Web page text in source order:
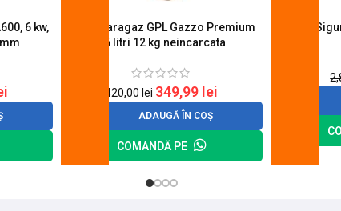
6 kw,
Butelie aragaz GPL Gazzo Premium
26 litri 12 kg neincarcata
420,00lei 349,99 lei
ADAUGĂ ÎN COȘ
COMANDĂ PE
Suport